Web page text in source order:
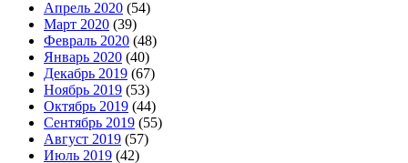
Апрель 2020 (54)
Март 2020 (39)
Февраль 2020 (48)
Январь 2020 (40)
Декабрь 2019 (67)
Ноябрь 2019 (53)
Октябрь 2019 (44)
Сентябрь 2019 (55)
Август 2019 (57)
Июль 2019 (42)